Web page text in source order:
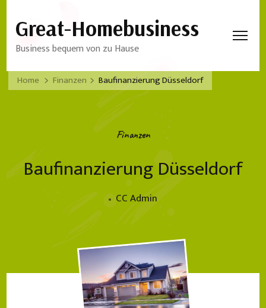
Great-Homebusiness
Business bequem von zu Hause
Home Finanzen Baufinanzierung Düsseldorf
Finanzen
Baufinanzierung Düsseldorf
CC Admin